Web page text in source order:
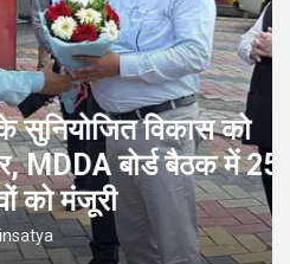
विकास को
बोर्ड बैठक में 25
मंजूरी